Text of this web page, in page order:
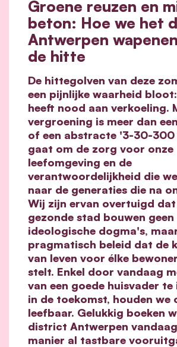
Groene reuzen en
beton: Hoe we het
Antwerpen
de hitte
De hittegolven van deze
een pijnlijke waarheid
heeft nood aan verkoeling.
vergroening is meer dan
of een abstracte '3-30-300
gaat om de zorg voor onze
leefomgeving en de
verantwoordelijkheid die
naar de generaties die na
Wij zijn ervan overtuigd dat
gezonde stad bouwen geen
ideologische dogma's,
pragmatisch beleid dat de
van leven voor élke
stelt. Enkel door vandaag
van een goede huisvader te
in de toekomst, houden we
leefbaar. Gelukkig boeken
district Antwerpen
manier al tastbare